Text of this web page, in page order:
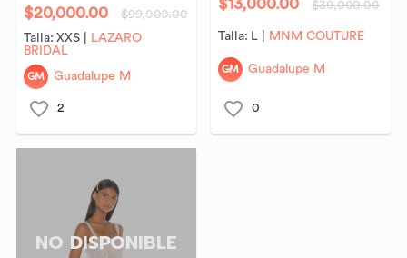
$20,000.00
$99,000.00
Talla:XXS
LAZARO
BRIDAL
GM Guadalupe M
2
$13,000.00 $30,000.00
Talla: L MNM COUTURE
GM Guadalupe M
0
NO DISPONIBLE